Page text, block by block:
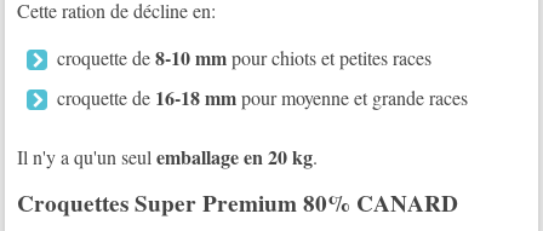
Cette ration de décline en:
croquette de8-10 mmpour chiots et petites races
croquette de 16-18 mmpour moyenne et grande races
Il n'y a qu'un seulemballage en 20 kg.
Croquettes Super Premium 80% CANARD